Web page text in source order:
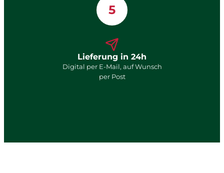
5
Lieferung in 24h
Digital per E-Mail, auf Wunsch
per Post